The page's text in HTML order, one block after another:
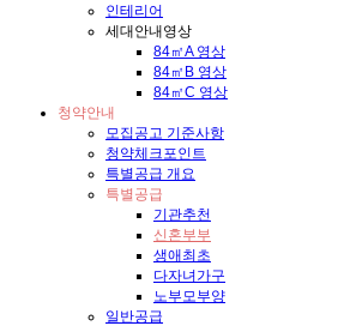
인테리어
세대안내영상
84㎡A 영상
84㎡B 영상
84㎡C 영상
청약안내
모집공고 기준사항
청약체크포인트
특별공급 개요
특별공급
기관추천
신혼부부
생애최초
다자녀가구
노부모부양
일반공급